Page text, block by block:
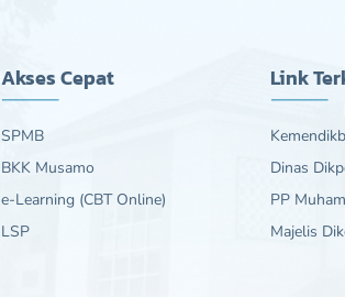
Akses Cepat
SPMB
BKK Musamo
e-Learning (CBT Online)
LSP
Link
Dinas
PP
Majelis